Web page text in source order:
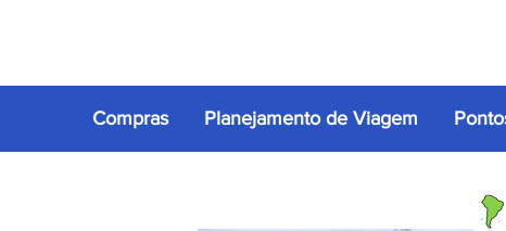
Compras Planejamento de Viagem